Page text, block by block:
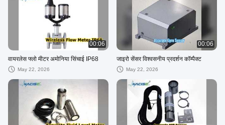
00:06
वायरलेस फ्लो मीटर अमोनिया सिंचाई IP68
May 22, 2026
00:06
जाइरो सेंसर विश्वसनीय प्रदर्शन कॉम्पैक्ट
May 22, 2026